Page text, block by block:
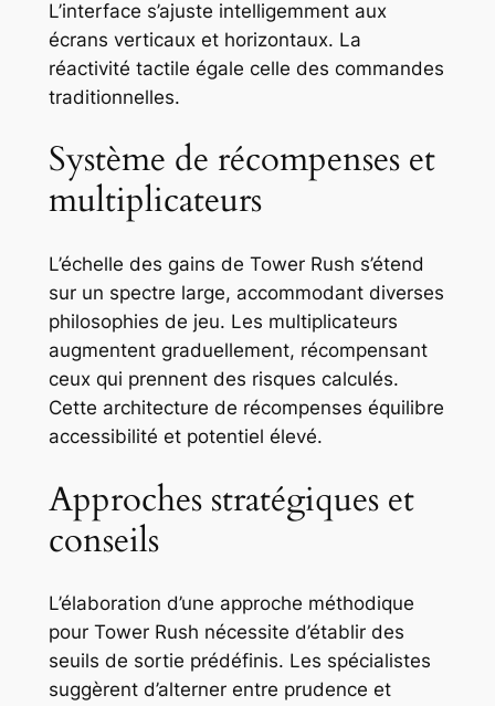
L’interface s’ajuste intelligemment aux
écrans verticaux et horizontaux. La
réactivité tactile égale celle des commandes
traditionnelles.
Système de récompenses et
multiplicateurs
L’échelle des gains de Tower Rush s’étend
sur un spectre large, accommodant diverses
philosophies de jeu. Les multiplicateurs
augmentent graduellement, récompensant
ceux qui prennent des risques calculés.
Cette architecture de récompenses équilibre
accessibilité et potentiel élevé.
Approches stratégiques et
conseils
L’élaboration d’une approche méthodique
pour Tower Rush nécessite d’établir des
seuils de sortie prédéfinis. Les spécialistes
suggèrent d’alterner entre prudence et